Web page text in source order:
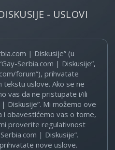
- USLOVI
| Diskusije” (u
Serbia.com | Diskusije”,
forum”), prihvatate
tekstu uslove. Ako se ne
vas da ne pristupate i/ili
Diskusije”. Mi možemo ove
i obavestićemo vas o tome,
proverite regulativnost
| Diskusije”.
nove uslove.